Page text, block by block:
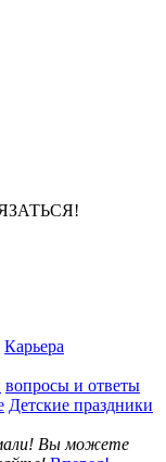
Карьера
вопросы и ответы
Детские праздники
Вы можете